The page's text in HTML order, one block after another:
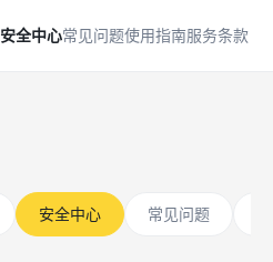
安全中心常见问题使用指南服务条款
安全中心 常见问题